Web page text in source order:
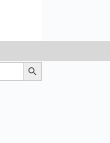
Search Button